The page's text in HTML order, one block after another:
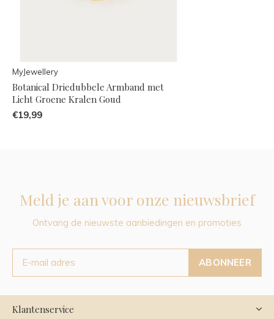
MyJewellery
Botanical Driedubbele Armband met
Licht Groene Kralen Goud
€19,99
Meld je aan voor onze nieuwsbrief
Ontvang de nieuwste aanbiedingen en promoties
ABONNEER
Klantenservice